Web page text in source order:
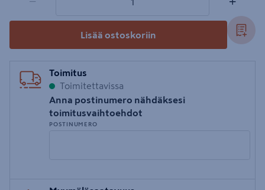
Lisää ostoskoriin
Toimitus
Toimitettavissa
Anna postinumero nähdäksesi
toimitusvaihtoehdot
POSTINUMERO